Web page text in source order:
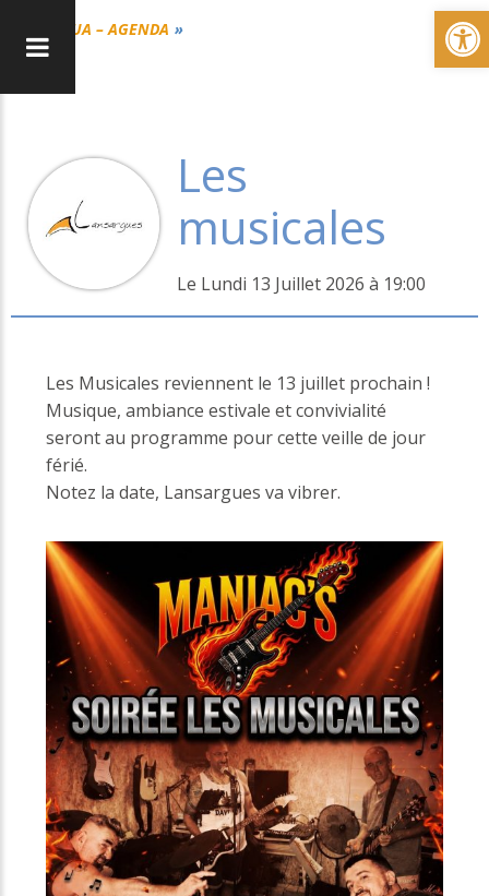
CUA – AGENDA
Les
musicales
Le Lundi 13 Juillet 2026 à 19:00
Les Musicales reviennent le 13 juillet prochain !
Musique, ambiance estivale et convivialité
seront au programme pour cette veille de jour
férié.
Notez la date, Lansargues va vibrer.